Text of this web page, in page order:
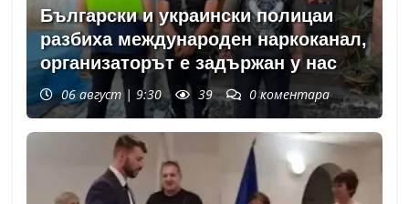
Български и украински полицаи
разбиха международен наркоканал,
организаторът е задържан у нас
06 август | 9:30 39 0коментара